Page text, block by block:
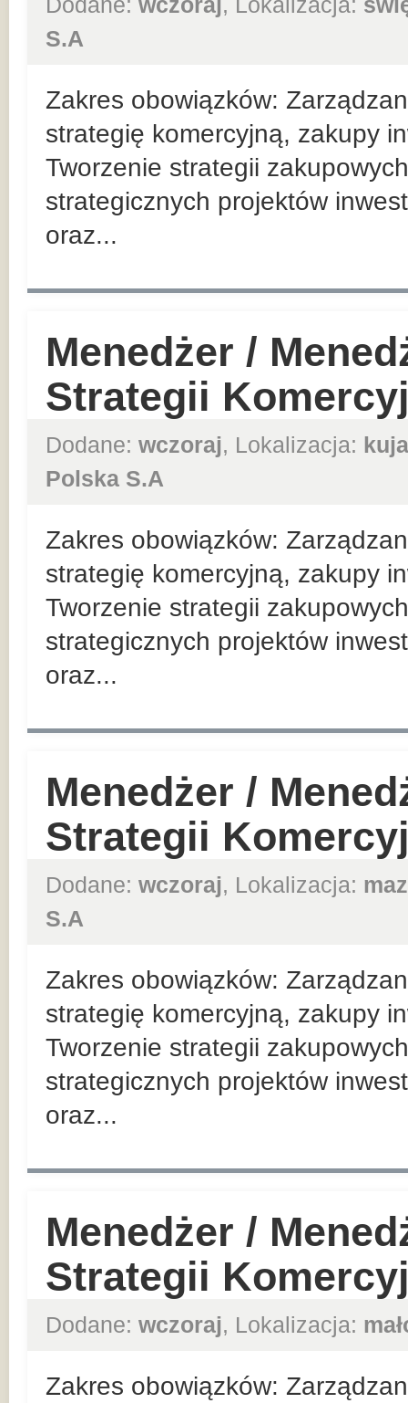
S.A
Zakres obowiązków:
strategię komercyjną, zakupy
Tworzenie strategii
strategicznych projektów
oraz...
Menedżer /
Strategii
Dodane: wczoraj, Lokalizacja:
Polska S.A
Zakres obowiązków:
strategię komercyjną, zakupy
Tworzenie strategii
strategicznych projektów
oraz...
Menedżer /
Strategii
Dodane: wczoraj, Lokalizacja:
S.A
Zakres obowiązków:
strategię komercyjną, zakupy
Tworzenie strategii
strategicznych projektów
oraz...
Menedżer /
Strategii
Dodane: wczoraj, Lokalizacja:
Zakres obowiązków: